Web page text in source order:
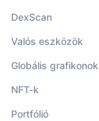
DexScan
Valós eszközök
Globális grafikonok
NFT-k
Portfólió